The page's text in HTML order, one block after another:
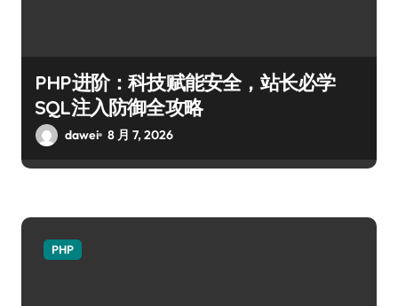
PHP进阶：科技赋能安全，站长必学
SQL注入防御全攻略
dawei 8 月 7, 2026
PHP